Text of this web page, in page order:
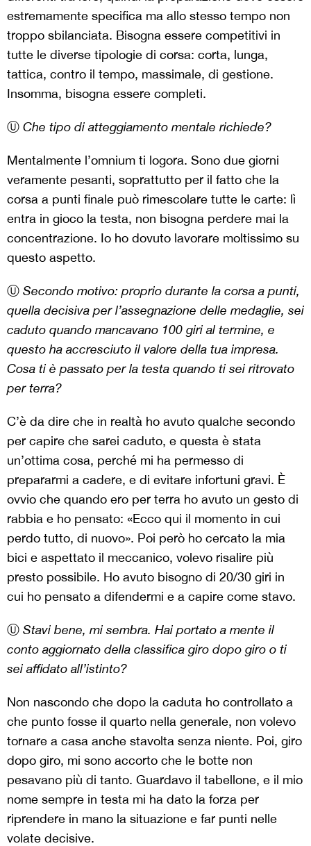
estremamente specifica ma allo stesso tempo non
troppo sbilanciata. Bisogna essere competitivi in
tutte le diverse tipologie di corsa: corta, lunga,
tattica, contro il tempo, massimale, di gestione.
Insomma, bisogna essere completi.
Ⓤ Che tipo di atteggiamento mentale richiede?
Mentalmente l’omnium ti logora. Sono due giorni
veramente pesanti, soprattutto per il fatto che la
corsa a punti finale può rimescolare tutte le carte: lì
entra in gioco la testa, non bisogna perdere mai la
concentrazione. Io ho dovuto lavorare moltissimo su
questo aspetto.
Ⓤ Secondo motivo: proprio durante la corsa a punti,
quella decisiva per l’assegnazione delle medaglie, sei
caduto quando mancavano 100 giri al termine, e
questo ha accresciuto il valore della tua impresa.
Cosa ti è passato per la testa quando ti sei ritrovato
per terra?
C’è da dire che in realtà ho avuto qualche secondo
per capire che sarei caduto, e questa è stata
un’ottima cosa, perché mi ha permesso di
prepararmi a cadere, e di evitare infortuni gravi. È
ovvio che quando ero per terra ho avuto un gesto di
rabbia e ho pensato: «Ecco qui il momento in cui
perdo tutto, di nuovo». Poi però ho cercato la mia
bici e aspettato il meccanico, volevo risalire più
presto possibile. Ho avuto bisogno di 20/30 giri in
cui ho pensato a difendermi e a capire come stavo.
Ⓤ Stavi bene, mi sembra. Hai portato a mente il
conto aggiornato della classifica giro dopo giro o ti
sei affidato all’istinto?
Non nascondo che dopo la caduta ho controllato a
che punto fosse il quarto nella generale, non volevo
tornare a casa anche stavolta senza niente. Poi, giro
dopo giro, mi sono accorto che le botte non
pesavano più di tanto. Guardavo il tabellone, e il mio
nome sempre in testa mi ha dato la forza per
riprendere in mano la situazione e far punti nelle
volate decisive.